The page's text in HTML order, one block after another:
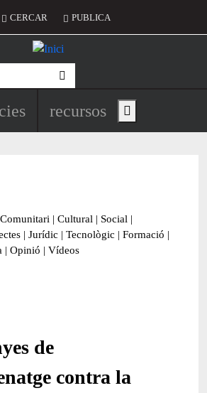
del compte d'usuari
CERCAR PUBLICA
principal de
recursos Show main menu
Comunitari | Cultural | Social |
| Jurídic | Tecnològic | Formació |
| Opinió | Vídeos
de
contra la